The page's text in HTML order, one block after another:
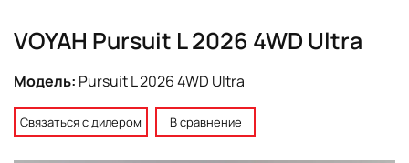
VOYAH Pursuit L 2026 4WD Ultra
Модель: Pursuit L 2026 4WD Ultra
Связаться с дилером В сравнение